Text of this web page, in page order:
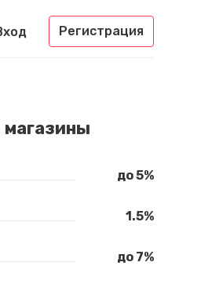
Регистрация
до 5%
1.5%
до 7%